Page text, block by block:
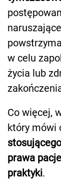
w celu
życia lub
Co więcej,
który mówi
prawa
praktyki.